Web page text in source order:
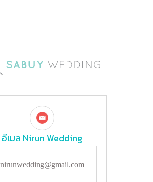
อีเมล Nirun Wedding
nirunwedding@gmail.com